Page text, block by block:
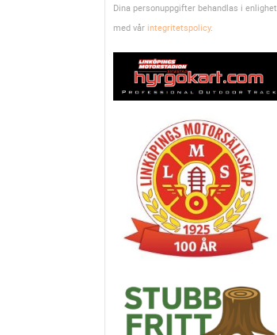
Dina personuppgifter behandlas i enlighet
med vår integritetspolicy.